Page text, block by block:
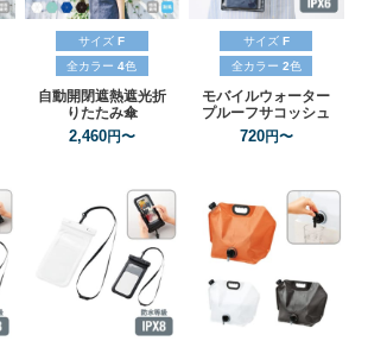
サイズ F
全カラー 4色
自動開閉遮熱遮光折
りたたみ傘
2,460円〜
サイズ F
全カラー 2色
モバイルウォーター
プルーフサコッシュ
720円〜